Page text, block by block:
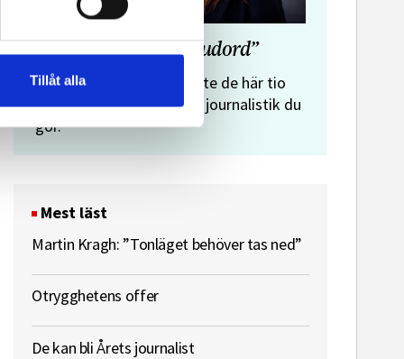
Tillåt alla
”Journalistens tio budord”
Malin Crona:
Följer du inte de här tio
budorden? Då är det inte journalistik du
gör.
Mest läst
Martin Kragh: ”Tonläget behöver tas ned”
Otrygghetens offer
De kan bli Årets journalist